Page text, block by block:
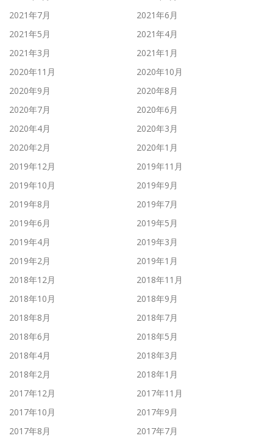
2021年7月
2021年6月
2021年5月
2021年4月
2021年3月
2021年1月
2020年11月
2020年10月
2020年9月
2020年8月
2020年7月
2020年6月
2020年4月
2020年3月
2020年2月
2020年1月
2019年12月
2019年11月
2019年10月
2019年9月
2019年8月
2019年7月
2019年6月
2019年5月
2019年4月
2019年3月
2019年2月
2019年1月
2018年12月
2018年11月
2018年10月
2018年9月
2018年8月
2018年7月
2018年6月
2018年5月
2018年4月
2018年3月
2018年2月
2018年1月
2017年12月
2017年11月
2017年10月
2017年9月
2017年8月
2017年7月